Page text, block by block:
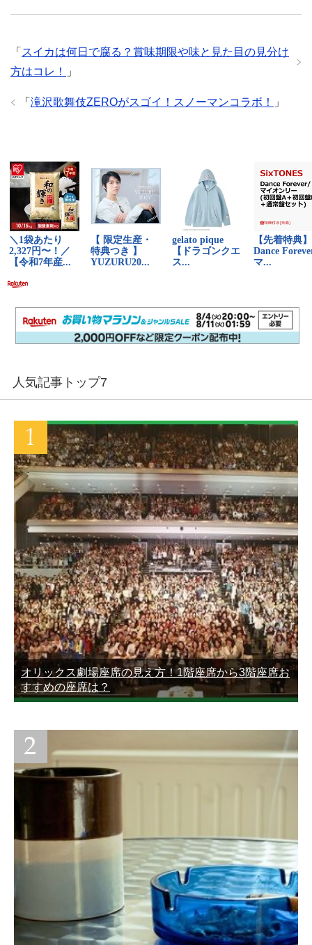
「 スイカは何日で腐る？賞味期限や味と見た目の見分け
方はコレ！
」
「 滝沢歌舞伎ZEROがスゴイ！スノーマンコラボ！ 」
人気記事トップ7
オリックス劇場座席の見え方！1階座席から3階座席お
すすめの座席は？